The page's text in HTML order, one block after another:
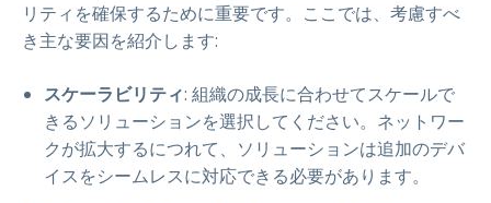
リティを確保するために重要です。ここでは、考慮すべ
き主な要因を紹介します:
スケーラビリティ: 組織の成長に合わせてスケールで
きるソリューションを選択してください。ネットワー
クが拡大するにつれて、ソリューションは追加のデバ
イスをシームレスに対応できる必要があります。